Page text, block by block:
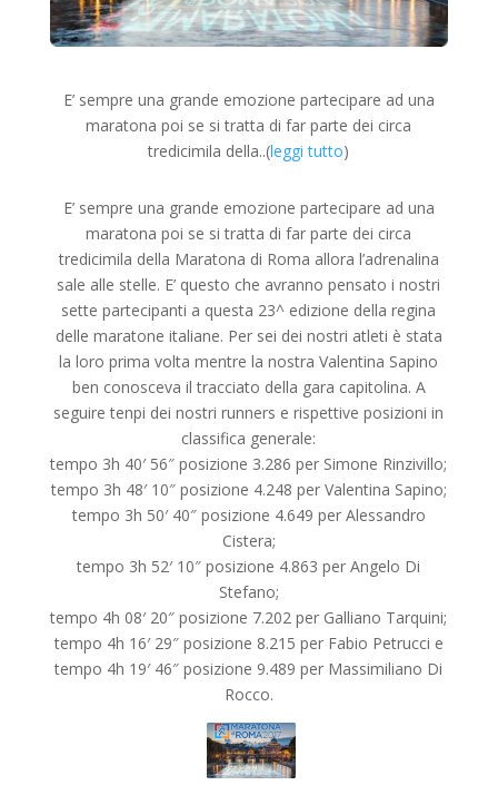
E’ sempre una grande emozione partecipare ad una
maratona poi se si tratta di far parte dei circa
tredicimila della..(leggi tutto)
E’ sempre una grande emozione partecipare ad una
maratona poi se si tratta di far parte dei circa
tredicimila della Maratona di Roma allora l’adrenalina
sale alle stelle. E’ questo che avranno pensato i nostri
sette partecipanti a questa 23^ edizione della regina
delle maratone italiane. Per sei dei nostri atleti è stata
la loro prima volta mentre la nostra Valentina Sapino
ben conosceva il tracciato della gara capitolina. A
seguire tenpi dei nostri runners e rispettive posizioni in
classifica generale:
tempo 3h 40′ 56″ posizione 3.286 per Simone Rinzivillo;
tempo 3h 48′ 10″ posizione 4.248 per Valentina Sapino;
tempo 3h 50′ 40″ posizione 4.649 per Alessandro
Cistera;
tempo 3h 52′ 10″ posizione 4.863 per Angelo Di
Stefano;
tempo 4h 08′ 20″ posizione 7.202 per Galliano Tarquini;
tempo 4h 16′ 29″ posizione 8.215 per Fabio Petrucci e
tempo 4h 19′ 46″ posizione 9.489 per Massimiliano Di
Rocco.